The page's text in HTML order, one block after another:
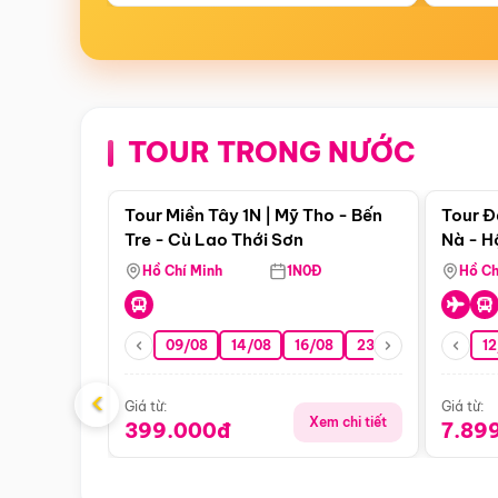
TOUR TRONG NƯỚC
Điểm nổi bật
Tour Miền Tây 1N | Mỹ Tho - Bến
Tre - Cù Lao Thới Sơn
Hồ Chí Minh 1N0Đ
09/08 14/08 16/08 23/08 30/08
Giá từ:
399.000đ Xem chi tiết
Tour
Nà -
Nha
Hồ
Giá từ:
‹